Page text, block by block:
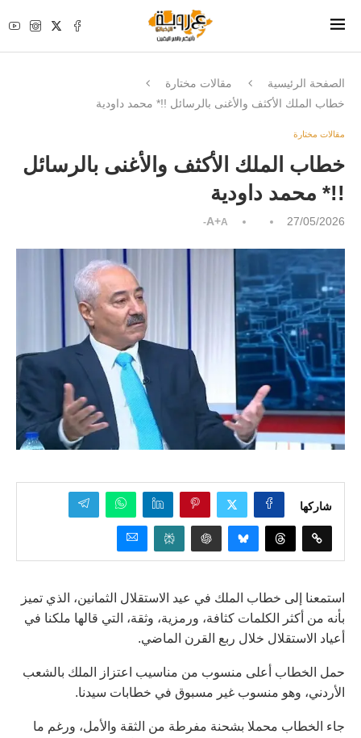
الصفحة الرئيسية
مقالات مختارة
خطاب الملك الأكثف والأغنى بالرسائل !!* محمد داودية
مقالات مختارة
خطاب الملك الأكثف والأغنى بالرسائل
!!* محمد داودية
27/05/2026
A+A-
شاركها
استمعنا إلى خطاب الملك في عيد الاستقلال الثمانين، الذي تميز
بأنه من أكثر الكلمات كثافة، ورمزية، وثقة، التي قالها ملكنا في
أعياد الاستقلال خلال ربع القرن الماضي.
حمل الخطاب أعلى منسوب من مناسيب اعتزاز الملك بالشعب
الأردني، وهو منسوب غير مسبوق في خطابات سيدنا.
جاء الخطاب محملا بشحنة مفرطة من الثقة والأمل، ورغم ما